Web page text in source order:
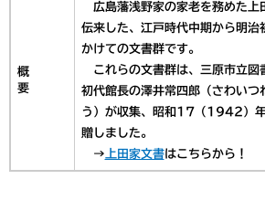
概
要
広島藩浅野家の家老を務めた上
伝来した、江戸時代中期から明治
かけての文書群です。
これらの文書群は、三原市立図
初代館長の澤井常四郎（さわいつ
う）が収集、昭和17（1942）
贈しました。
→ 上田家文書はこちらから！